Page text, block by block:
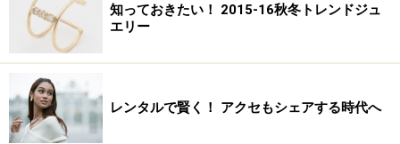
知っておきたい！ 2015-16秋冬トレンドジュ
エリー
レンタルで賢く！ アクセもシェアする時代へ